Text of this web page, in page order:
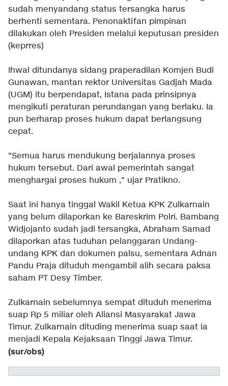
sudah menyandang status tersangka harus
berhenti sementara. Penonaktifan pimpinan
dilakukan oleh Presiden melalui keputusan presiden
(keprres)
Ihwal ditundanya sidang praperadilan Komjen Budi
Gunawan, mantan rektor Universitas Gadjah Mada
(UGM) itu berpendapat, Istana pada prinsipnya
mengikuti peraturan perundangan yang berlaku. Ia
pun berharap proses hukum dapat berlangsung
cepat.
"Semua harus mendukung berjalannya proses
hukum tersebut. Dari awal pemerintah sangat
menghargai proses hukum ," ujar Pratikno.
Saat ini hanya tinggal Wakil Ketua KPK Zulkarnain
yang belum dilaporkan ke Bareskrim Polri. Bambang
Widjojanto sudah jadi tersangka, Abraham Samad
dilaporkan atas tuduhan pelanggaran Undang-
undang KPK dan dokumen palsu, sementara Adnan
Pandu Praja dituduh mengambil alih secara paksa
saham PT Desy Timber.
Zulkarnain sebelumnya sempat dituduh menerima
suap Rp 5 miliar oleh Aliansi Masyarakat Jawa
Timur. Zulkarnain dituding menerima suap saat ia
menjadi Kepala Kejaksaan Tinggi Jawa Timur.
(sur/obs)